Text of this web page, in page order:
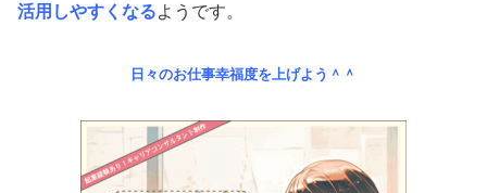
活用しやすくなるようです。
日々のお仕事幸福度を上げよう＾＾